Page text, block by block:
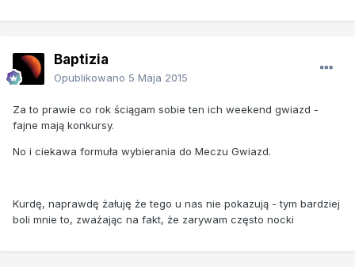
Baptizia
Opublikowano 5 Maja 2015
Za to prawie co rok ściągam sobie ten ich weekend gwiazd -
fajne mają konkursy.
No i ciekawa formuła wybierania do Meczu Gwiazd.
Kurdę, naprawdę żałuję że tego u nas nie pokazują - tym bardziej
boli mnie to, zważając na fakt, że zarywam często nocki